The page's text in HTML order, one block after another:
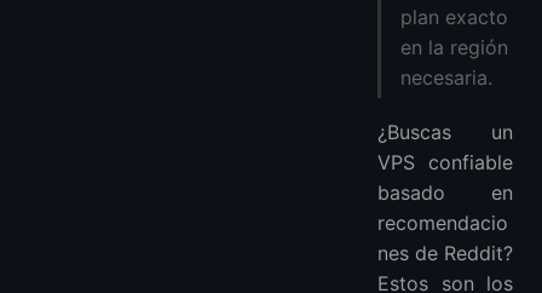
plan exacto
en la región
necesaria.
¿Buscas un
VPS confiable
basado en
recomendacio
nes de Reddit?
Estos son los